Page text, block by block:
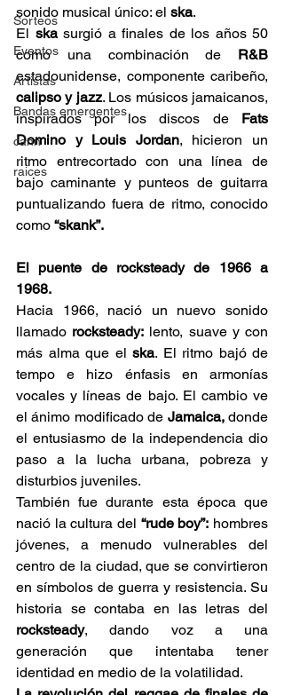
Sorteos
Eventos
Artistas
Bandas emergentes
cann
raices
sonido musical único: el ska.
El ska surgió a finales de los años 50
como una combinación de R&B
calipso y jazz. Los músicos jamaicanos,
inspirados por los discos de Fats
Domino y Louis Jordan, hicieron un
ritmo entrecortado con una línea de
bajo caminante y punteos de guitarra
puntualizando fuera de ritmo, conocido
como “skank”.
El puente de rocksteady de 1966 a
1968.
Hacia 1966, nació un nuevo sonido
llamado rocksteady: lento, suave y con
más alma que el ska. El ritmo bajó de
tempo e hizo énfasis en armonías
vocales y líneas de bajo. El cambio ve
el ánimo modificado de Jamaica, donde
el entusiasmo de la independencia dio
paso a la lucha urbana, pobreza y
disturbios juveniles.
También fue durante esta época que
nació la cultura del “rude boy”: hombres
jóvenes, a menudo vulnerables del
centro de la ciudad, que se convirtieron
en símbolos de guerra y resistencia. Su
rocksteady, dando voz a una
generación que intentaba tener
identidad en medio de la volatilidad.